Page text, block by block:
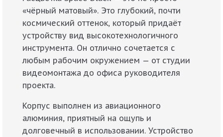
«чёрный матовый». Это глубокий, почти
космический оттенок, который придаёт
устройству вид высокотехнологичного
инструмента. Он отлично сочетается с
любым рабочим окружением — от студии
видеомонтажа до офиса руководителя
проекта.
Корпус выполнен из авиационного
алюминия, приятный на ощупь и
долговечный в использовании. Устройство